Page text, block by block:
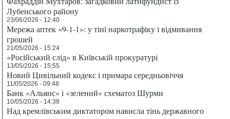
Лубенського району
23/06/2026 - 12:40
Мережа аптек «9-1-1»: у тіні наркотрафіку і відмивання
грошей
21/05/2026 - 15:24
«Російський слід» в Київській прокуратурі
13/05/2026 - 15:55
Новий Цивільний кодекс і примара середньовіччя
11/05/2026 - 09:48
Банк «Альянс» і «зелений» схематоз Шурми
10/05/2026 - 14:38
Над кремлівським диктатором нависла тінь державного